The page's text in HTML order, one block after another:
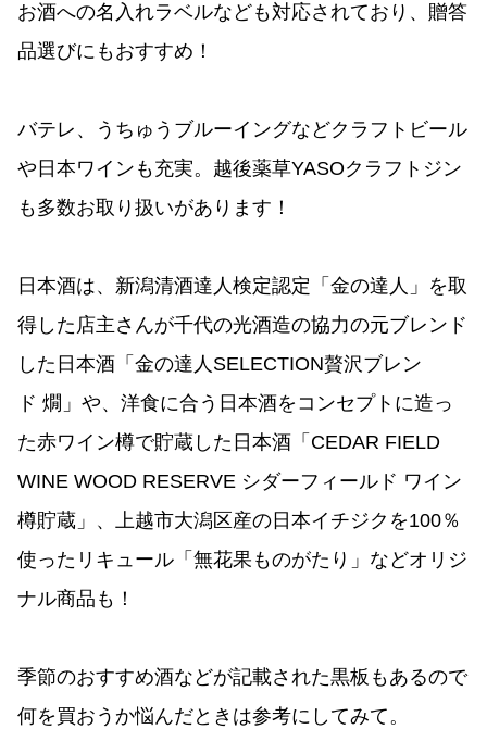
お酒への名入れラベルなども対応されており、贈答
品選びにもおすすめ！
バテレ、うちゅうブルーイングなどクラフトビール
や日本ワインも充実。越後薬草YASOクラフトジン
も多数お取り扱いがあります！
日本酒は、新潟清酒達人検定認定「金の達人」を取
得した店主さんが千代の光酒造の協力の元ブレンド
した日本酒「金の達人SELECTION贅沢ブレン
ド 燗」や、洋食に合う日本酒をコンセプトに造っ
た赤ワイン樽で貯蔵した日本酒「CEDAR FIELD
WINE WOOD RESERVE シダーフィールド ワイン
樽貯蔵」、上越市大潟区産の日本イチジクを100％
使ったリキュール「無花果ものがたり」などオリジ
ナル商品も！
季節のおすすめ酒などが記載された黒板もあるので
何を買おうか悩んだときは参考にしてみて。